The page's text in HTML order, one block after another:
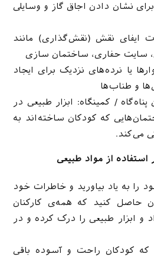
نشان دادن اجاق گاز و وسایلی
ایفای نقش (نقش‌گذاری) مانند
سایت حفاری، ساختمان سازی
یا نرده‌های نزدیک برای ایجاد
و طناب‌ها
پناه‌گاه / کمینگاه: ابزار طبیعی در
که کودکان ساخته‌اند به
می‌کند.
از مواد طبیعی
را به یاد بیاورید و خاطرات خود
حاصل کنید که همه‌ی کارکنان
و ابزار طبیعی را درک کرده و در
که کودکان راحت و آسوده باقی